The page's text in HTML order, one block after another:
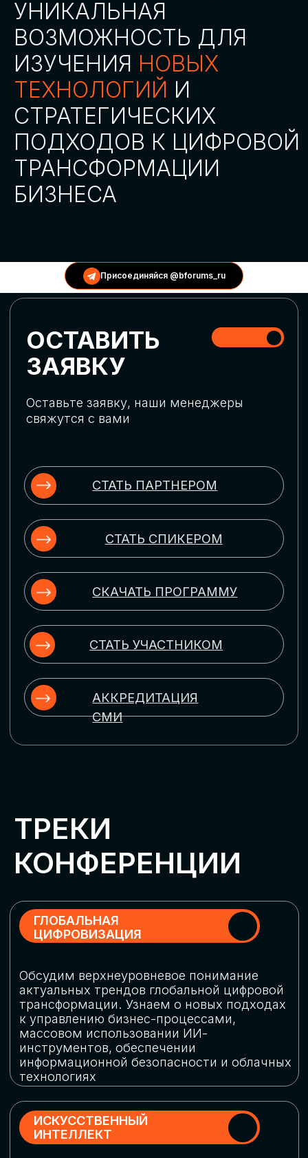
Присоединяйся @bforums_ru
АККРЕДИТАЦИЯ
СМИ
СКАЧАТЬ ПРОГРАММУ
СТАТЬ СПИКЕРОМ
СТАТЬ УЧАСТНИКОМ
Выясним, как в наши дни уверенно
защищать свой бизнес от киберугроз
ГЛОБАЛЬНАЯ
ЦИФРОВИЗАЦИЯ
актуальных трендов глобальной цифровой
трансформации. Узнаем о новых подходах
массовом использовании ИИ-
инструментов, обеспечении
ИСКУССТВЕННЫЙ
Узнаем как компании адаптируются к
новой ИИ-реальности. Как ИИ-
сотрудники становятся
«полноправными» членами команды, как
ИИ-помощники забирают на себя рутину
и как можно значительно увеличить
производительность без огромных
затрат на нейросети
ЦИФРОВИЗАЦИЯ
МАРКЕТИНГА И ПРОДАЖ
Обменяемся опытом, какие ИИ-решения
в маркетинге и продажах наиболее
рекламными кампаниями показывают
наибольшую эффективность
ЦИФРОВИЗАЦИЯ
УПРАВЛЕНИЯ ПЕРСОНАЛОМ
Рассмотрим управление человеческим
комплексные решения для роста
производительности и кейсы
оптимизации процессов найма,
развития, оценки и удержания
РОБОТИЗАЦИЯ
Узнаем, в каких отраслях ИИ
«материализуется», какие роботы
решают сложные бизнес-задачи, а где
только обсуждают концепции
роботизации и потенциальные бюджеты
на тестирование образцов
ЦИФРОВИЗАЦИЯ
КЛИЕНТСКОГО СЕРВИСА
Разберем кейсы в сфере цифровизации